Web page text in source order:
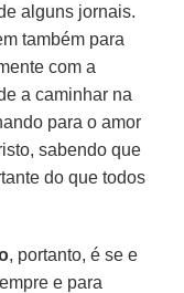
alguns jornais.
também para
com a
a caminhar na
para o amor
sabendo que
do que todos
, portanto, é se e
e para